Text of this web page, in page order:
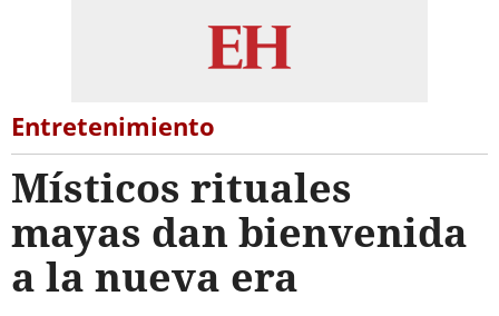
Entretenimiento
Místicos rituales
mayas dan bienvenida
a la nueva era